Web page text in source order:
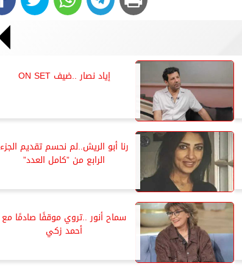
إياد نصار ..ضيف ON SET
رنا أبو الريش..لم نحسم تقديم الجزء
الرابع من ”كامل العدد”
سماح أنور ..تروي موقفًا صادمًا مع
أحمد زكي